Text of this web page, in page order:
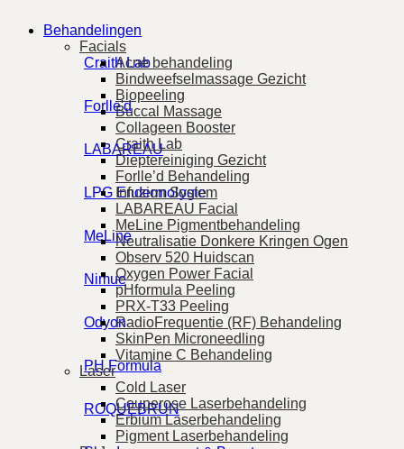
Craith Lab
Forlle'd
LABAREAU
LPG Endermologie
MeLine
Nimue
Odyon
PH Formula
ROQUEBRUN
Behandelingen
Facials
Acne behandeling
Bindweefselmassage Gezicht
Biopeeling
Buccal Massage
Collageen Booster
Craith Lab
Dieptereiniging Gezicht
Forlle’d Behandeling
Infuzion System
LABAREAU Facial
MeLine Pigmentbehandeling
Neutralisatie Donkere Kringen Ogen
Observ 520 Huidscan
Oxygen Power Facial
pHformula Peeling
PRX-T33 Peeling
RadioFrequentie (RF) Behandeling
SkinPen Microneedling
Vitamine C Behandeling
Laser
Cold Laser
Couperose Laserbehandeling
Erbium Laserbehandeling
Pigment Laserbehandeling